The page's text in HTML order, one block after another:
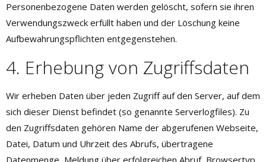
Personenbezogene Daten werden gelöscht, sofern sie ihren
Verwendungszweck erfüllt haben und der Löschung keine
Aufbewahrungspflichten entgegenstehen.
4. Erhebung von Zugriffsdaten
Wir erheben Daten über jeden Zugriff auf den Server, auf dem
sich dieser Dienst befindet (so genannte Serverlogfiles). Zu
den Zugriffsdaten gehören Name der abgerufenen Webseite,
Datei, Datum und Uhrzeit des Abrufs, übertragene
Datenmenge, Meldung über erfolgreichen Abruf, Browsertyp